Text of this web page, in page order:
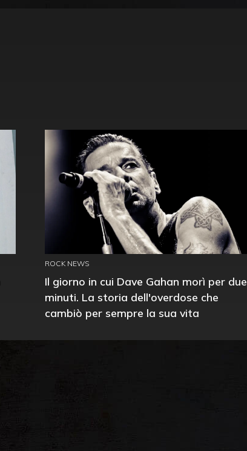
ROCK NEWS
Il giorno in cui Dave Gahan morì per due
minuti. La storia dell'overdose che
cambiò per sempre la sua vita